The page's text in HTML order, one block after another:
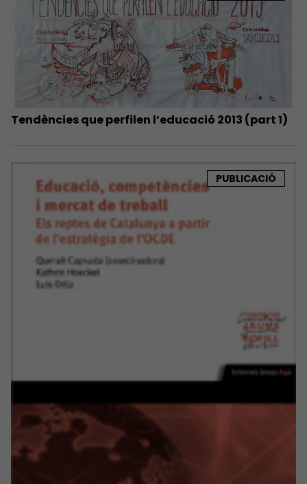
Tendències que perfilen l’educació 2013 (part 1)
PUBLICACIÓ